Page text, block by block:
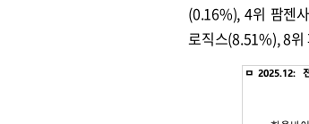
(0.16%), 4위 팜젠
로직스(8.51%), 8